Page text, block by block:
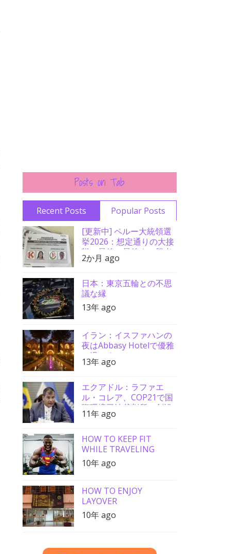
Posts on Tab
Recent Posts
Popular Posts
[更新中] ペルー大統領選
挙2026：想定通りの大接
戦、最後の最後まで勝者
分からず
2か月 ago
日本：東京五輪との不思
議な縁
13年 ago
イラン：イスファハンの
夜はAbbasy Hotelで優雅
に過ごす
13年 ago
エクアドル：ラファエ
ル・コレア、COP21で国
際環境司法裁判所の創設
を要請
11年 ago
HOW TO KEEP FIT
WHILE TRAVELING
10年 ago
HOW TO ENJOY
LAYOVER
10年 ago